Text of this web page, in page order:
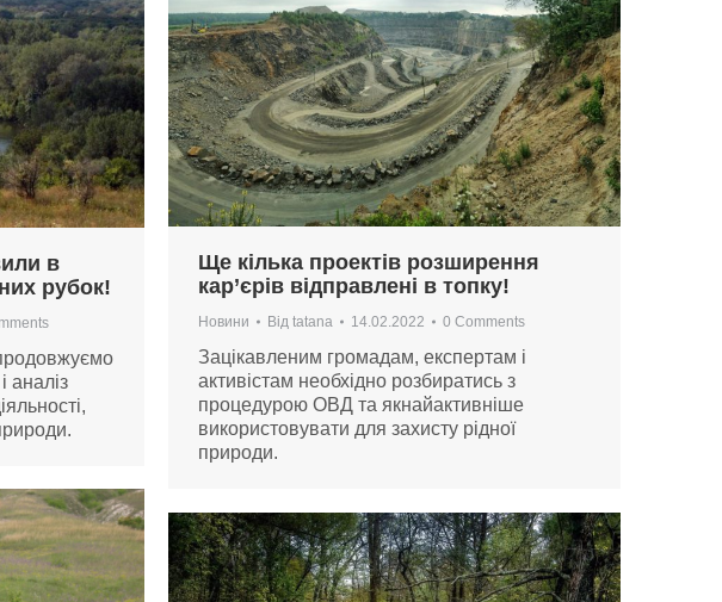
в
рубок!
аналіз
Ще кілька проектів розширення
кар’єрів відправлені в топку!
Новини Від tatana 14.02.2022 0 Comments
Зацікавленим громадам, експертам і
активістам необхідно розбиратись з
процедурою ОВД та якнайактивніше
використовувати для захисту рідної
природи.